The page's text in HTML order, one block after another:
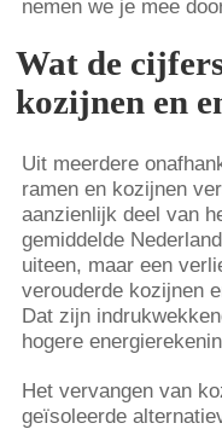
nemen we je mee
Wat de
kozijnen en
Uit meerdere
ramen en kozijnen
aanzienlijk deel van
gemiddelde
uiteen, maar een
verouderde kozijnen
Dat zijn
hogere
Het vervangen van
geïsoleerde